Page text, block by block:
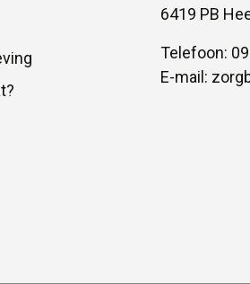
6419 PB
Telefoon:
E-mail: